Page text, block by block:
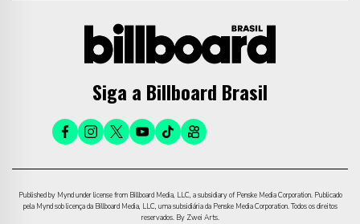
Siga a Billboard Brasil
Published by Mynd under license from Billboard Media, LLC, a subsidiary of Penske Media Corporation. Publicado
pela Mynd sob licença da Billboard Media, LLC, uma subsidiária da Penske Media Corporation. Todos os direitos
reservados. By Zwei Arts.